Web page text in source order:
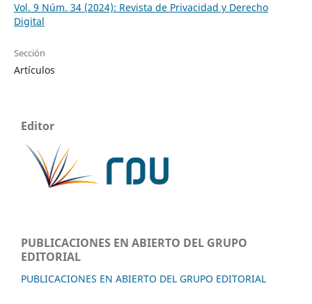
Vol. 9 Núm. 34 (2024): Revista de Privacidad y Derecho
Digital
Sección
Artículos
Editor
PUBLICACIONES EN ABIERTO DEL GRUPO
EDITORIAL
PUBLICACIONES EN ABIERTO DEL GRUPO EDITORIAL